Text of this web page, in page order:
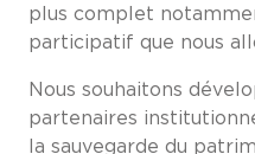
plus complet
participatif que nous
Nous souhaitons
partenaires
la sauvegarde du